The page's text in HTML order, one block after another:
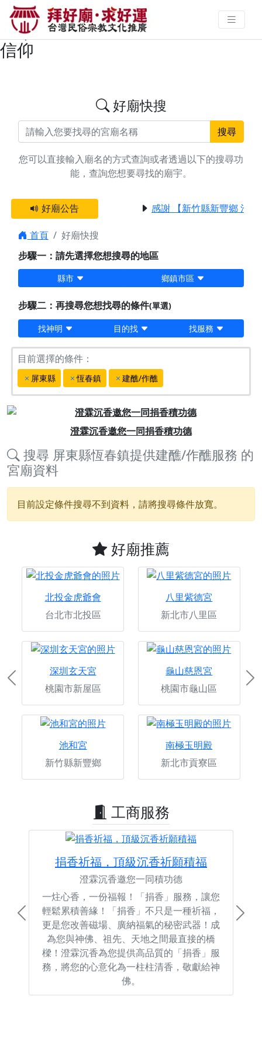
搜尋屏東縣恆春鎮建醮/作醮廟宇資
料 | 拜好廟求好運 找到與您有緣的
信仰
好廟快搜
搜尋
您可以直接輸入廟名的方式查詢或者透過以下的搜尋功
能，查詢您想要尋找的廟宇。
好廟公告 感謝 【新竹縣新豐鄉 池
首頁
好廟快搜
步驟一：請先選擇您想搜尋的地區
縣市 鄉鎮市區
步驟二：再搜尋您想找尋的條件(單選)
找神明 目的找 找服務
目前選擇的條件：
屏東縣 恆春鎮 建醮/作醮
澄霖沉香邀您一同捐香積功德
搜尋 屏東縣恆春鎮提供建醮/作醮服務 的
宮廟資料
目前設定條件搜尋不到資料，請將搜尋條件放寬。
好廟推薦
北投金虎爺會
台北市北投區
八里紫德宮
新北市八里區
深圳玄天宮
桃園市新屋區
龜山慈恩宮
桃園市龜山區
池和宮
新竹縣新豐鄉
南極玉明殿
新北市貢寮區
Previous
工商服務
捐香祈福，頂級沉香祈願積福
澄霖沉香邀您一同積功德
一炷心香，一份福報！「捐香」服務，讓您
輕鬆累積善緣！「捐香」不只是一種祈福，
更是您改善磁場、廣納福氣的秘密武器！成
為您與神佛、祖先、天地之間最直接的橋
樑！澄霖沉香為您提供高品質的「捐香」服
務，將您的心意化為一柱柱清香，敬獻給神
佛。
Previous Next